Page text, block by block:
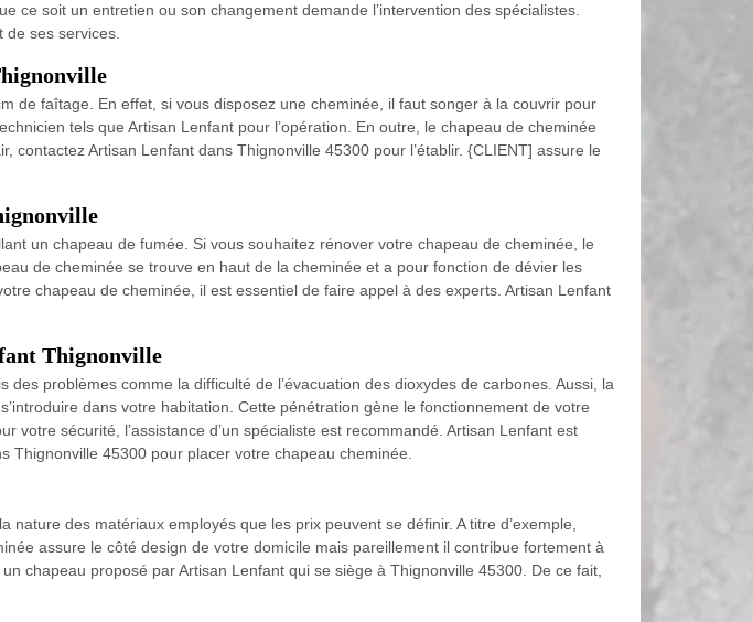
soit un entretien ou son changement demande l’intervention des spécialistes.
ses services.
de faîtage. En effet, si vous disposez une cheminée, il faut songer à la couvrir pour
tels que Artisan Lenfant pour l’opération. En outre, le chapeau de cheminée
Artisan Lenfant dans Thignonville 45300 pour l’établir. {CLIENT] assure le
un chapeau de fumée. Si vous souhaitez rénover votre chapeau de cheminée, le
de cheminée se trouve en haut de la cheminée et a pour fonction de dévier les
chapeau de cheminée, il est essentiel de faire appel à des experts. Artisan Lenfant
Thignonville
problèmes comme la difficulté de l’évacuation des dioxydes de carbones. Aussi, la
dans votre habitation. Cette pénétration gène le fonctionnement de votre
sécurité, l’assistance d’un spécialiste est recommandé. Artisan Lenfant est
Thignonville 45300 pour placer votre chapeau cheminée.
des matériaux employés que les prix peuvent se définir. A titre d’exemple,
assure le côté design de votre domicile mais pareillement il contribue fortement à
chapeau proposé par Artisan Lenfant qui se siège à Thignonville 45300. De ce fait,